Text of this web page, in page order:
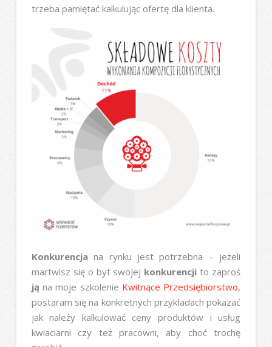
trzeba pamiętać kalkulując ofertę dla klienta.
Konkurencjana rynku jest potrzebna – jeżeli
martwisz się o byt swojej konkurencji to zaproś
jąna moje szkolenie Kwitnące Przedsiębiorstwo,
postaram się na konkretnych przykładach pokazać
jak należy kalkulować ceny produktów i usług
kwiaciarni czy też pracowni, aby choć trochę